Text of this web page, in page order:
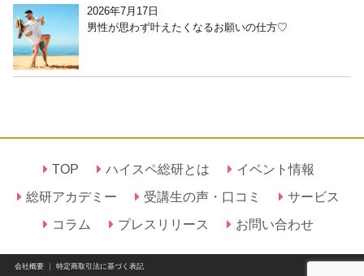
2026年7月17日
男性が思わず叶えたくなるお願いの仕方♡
TOP ハイスペ総研とは
イベント情報
総研アカデミー
受講生の声・口コミ
サービス
コラム
プレスリリース お問い合わせ
会社概要｜ 特定商取引法に基づく表記